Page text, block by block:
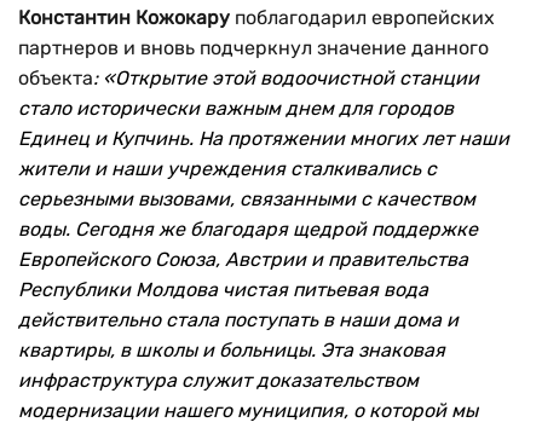
Константин Кожокару поблагодарил европейских
партнеров и вновь подчеркнул значение данного
объекта: «Открытие этой водоочистной станции
стало исторически важным днем для городов
Единец и Купчинь. На протяжении многих лет наши
жители и наши учреждения сталкивались с
серьезными вызовами, связанными с качеством
воды. Сегодня же благодаря щедрой поддержке
Европейского Союза, Австрии и правительства
Республики Молдова чистая питьевая вода
действительно стала поступать в наши дома и
квартиры, в школы и больницы. Эта знаковая
инфраструктура служит доказательством
модернизации нашего муниципия, о которой мы